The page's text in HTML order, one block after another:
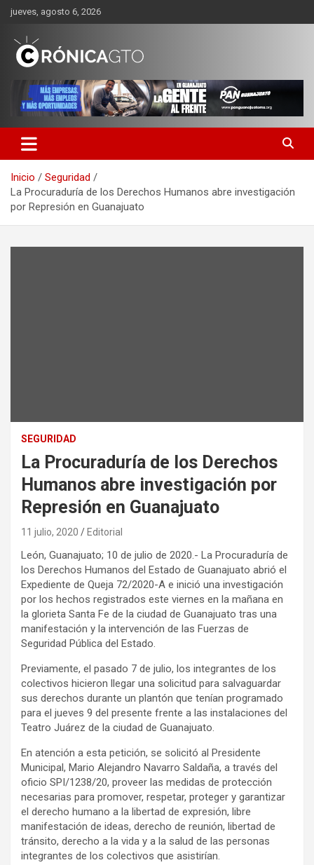
Saltar
contenido
jueves, agosto 6, 2026
CRONICA GUANAJUATO
Inicio
Seguridad
La Procuraduría de los Derechos Humanos abre investigación
por Represión en Guanajuato
SEGURIDAD
La Procuraduría de los Derechos
Humanos abre investigación por
Represión en Guanajuato
11 julio, 2020 Editorial
León, Guanajuato; 10 de julio de 2020.- La Procuraduría de
los Derechos Humanos del Estado de Guanajuato abrió el
Expediente de Queja 72/2020-A e inició una investigación
por los hechos registrados este viernes en la mañana en
la glorieta Santa Fe de la ciudad de Guanajuato tras una
manifestación y la intervención de las Fuerzas de
Seguridad Pública del Estado.
Previamente, el pasado 7 de julio, los integrantes de los
colectivos hicieron llegar una solicitud para salvaguardar
sus derechos durante un plantón que tenían programado
para el jueves 9 del presente frente a las instalaciones del
Teatro Juárez de la ciudad de Guanajuato.
En atención a esta petición, se solicitó al Presidente
Municipal, Mario Alejandro Navarro Saldaña, a través del
oficio SPI/1238/20, proveer las medidas de protección
necesarias para promover, respetar, proteger y garantizar
el derecho humano a la libertad de expresión, libre
manifestación de ideas, derecho de reunión, libertad de
tránsito, derecho a la vida y a la salud de las personas
integrantes de los colectivos que asistirían.